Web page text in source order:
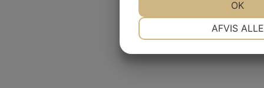
AFVIS ALLE
OK